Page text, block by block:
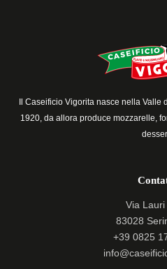
Il Caseificio Vigorita nasce nella Valle
1920, da allora produce mozzarelle,
Via Lauri
83028
+39 0825